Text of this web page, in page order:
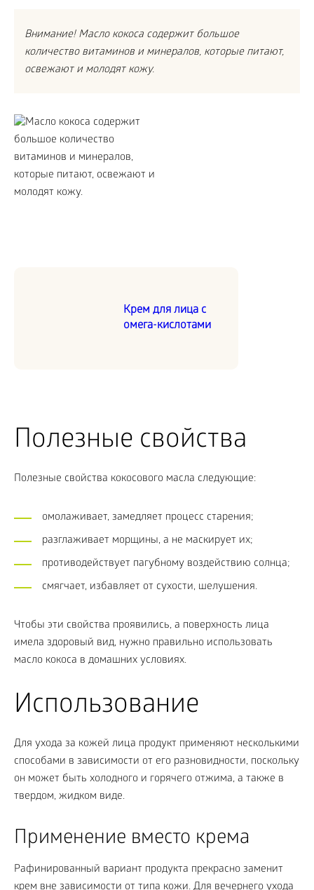
Внимание! Масло кокоса содержит большое
количество витаминов и минералов, которые питают,
освежают и молодят кожу.
Крем для лица с
омега-кислотами
Полезные свойства
Полезные свойства кокосового масла следующие:
омолаживает, замедляет процесс старения;
разглаживает морщины, а не маскирует их;
противодействует пагубному воздействию солнца;
смягчает, избавляет от сухости, шелушения.
Чтобы эти свойства проявились, а поверхность лица
имела здоровый вид, нужно правильно использовать
масло кокоса в домашних условиях.
Использование
Для ухода за кожей лица продукт применяют несколькими
способами в зависимости от его разновидности, поскольку
он может быть холодного и горячего отжима, а также в
твердом, жидком виде.
Применение вместо крема
Рафинированный вариант продукта прекрасно заменит
крем вне зависимости от типа кожи. Для вечернего ухода